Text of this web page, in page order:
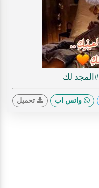
#المجد لك
واتس اب تحميل